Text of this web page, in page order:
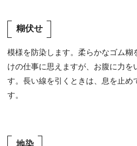
糊伏せ
模様を防染します。柔らかなゴム糊
けの仕事に思えますが、お腹に力を
す。長い線を引くときは、息を止め
す。
地染